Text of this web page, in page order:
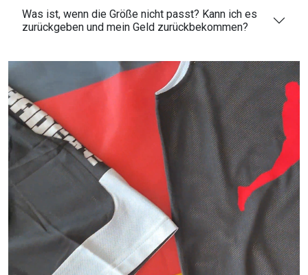
Was ist, wenn die Größe nicht passt? Kann ich es
zurückgeben und mein Geld zurückbekommen?